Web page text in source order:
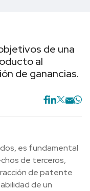
de una
al
de ganancias.
es fundamental
de terceros,
de patente
de un